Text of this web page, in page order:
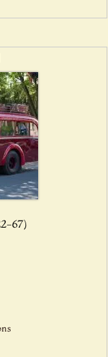
67)